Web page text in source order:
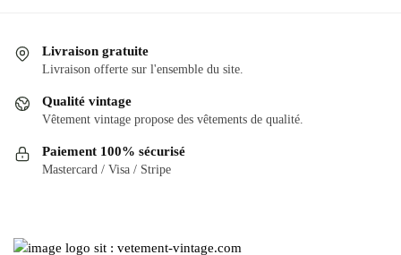
variations.
peuvent
choisies
du
Livraison gratuite
Livraison offerte sur l'ensemble du site.
Qualité vintage
Vêtement vintage propose des vêtements de qualité.
Paiement 100% sécurisé
Mastercard / Visa / Stripe